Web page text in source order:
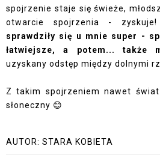
spojrzenie staje się świeże,
otwarcie spojrzenia -
sprawdziły się u mnie super -
łatwiejsze, a potem... także
uzyskany odstęp między dolnymi
Z takim spojrzeniem nawet
słoneczny 😊
AUTOR: STARA KOBIETA